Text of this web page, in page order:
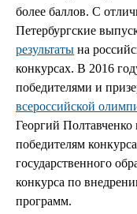
более баллов. С
Петербургские
результаты на
конкурсах. В 2016
победителями и
всероссийской
Георгий
победителям
государственного
конкурса по
программ.